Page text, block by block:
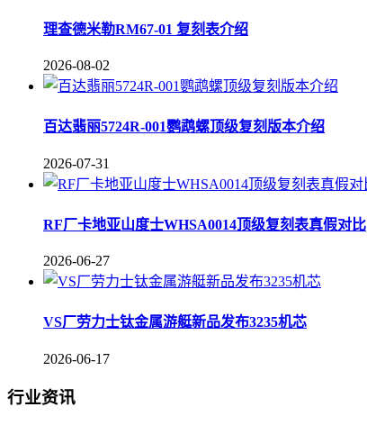
理查德米勒RM67-01 复刻表介绍
2026-08-02
百达翡丽5724R-001鹦鹉螺顶级复刻版本介绍
2026-07-31
RF厂卡地亚山度士WHSA0014顶级复刻表真假对比
2026-06-27
VS厂劳力士钛金属游艇新品发布3235机芯
2026-06-17
行业资讯